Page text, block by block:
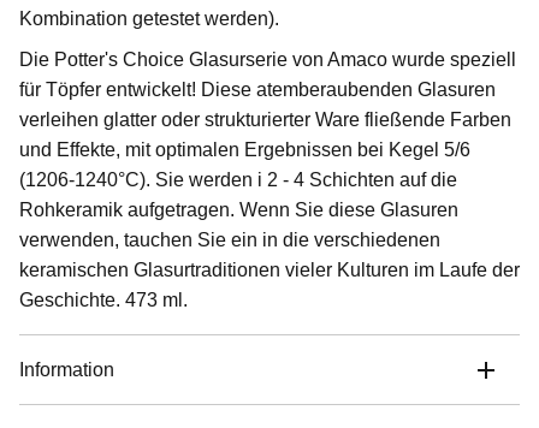
Kombination getestet werden).
Die Potter's Choice Glasurserie von Amaco wurde speziell
für Töpfer entwickelt! Diese atemberaubenden Glasuren
verleihen glatter oder strukturierter Ware fließende Farben
und Effekte, mit optimalen Ergebnissen bei Kegel 5/6
(1206-1240°C). Sie werden i 2 - 4 Schichten auf die
Rohkeramik aufgetragen. Wenn Sie diese Glasuren
verwenden, tauchen Sie ein in die verschiedenen
keramischen Glasurtraditionen vieler Kulturen im Laufe der
Geschichte. 473 ml.
Information